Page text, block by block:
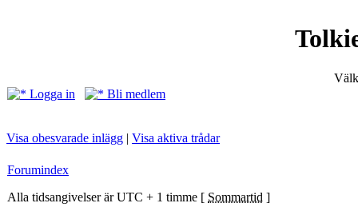
Logga in
Bli medlem
Visa obesvarade inlägg | Visa aktiva trådar
Forumindex
Alla tidsangivelser är UTC + 1 timme [ Sommartid ]